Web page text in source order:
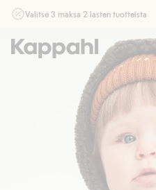
Valitse 3 maksa 2 lasten tuotteista
myymälässä ja verkossa. Ei voi
Osta